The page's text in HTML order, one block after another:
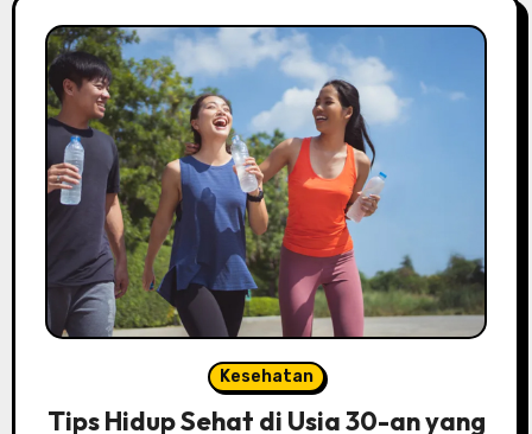
Kesehatan
Tips Hidup Sehat di Usia 30-an yang